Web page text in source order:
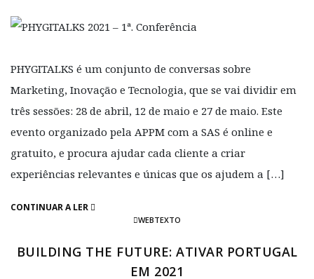
PHYGITALKS é um conjunto de conversas sobre
Marketing, Inovação e Tecnologia, que se vai dividir em
três sessões: 28 de abril, 12 de maio e 27 de maio. Este
evento organizado pela APPM com a SAS é online e
gratuito, e procura ajudar cada cliente a criar
experiências relevantes e únicas que os ajudem a […]
CONTINUAR A LER
WEBTEXTO
BUILDING THE FUTURE: ATIVAR PORTUGAL
EM 2021